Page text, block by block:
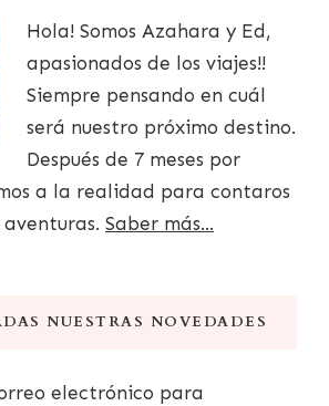
Hola! Somos Azahara y Ed,
apasionados de los viajes!!
Siempre pensando en cuál
será nuestro próximo destino.
Después de 7 meses por
a la realidad para contaros
Saber más...
NUESTRAS NOVEDADES
electrónico para